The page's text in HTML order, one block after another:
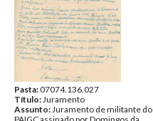
Pasta:07074.136.027
Título:Juramento
Assunto:Juramento de militante do